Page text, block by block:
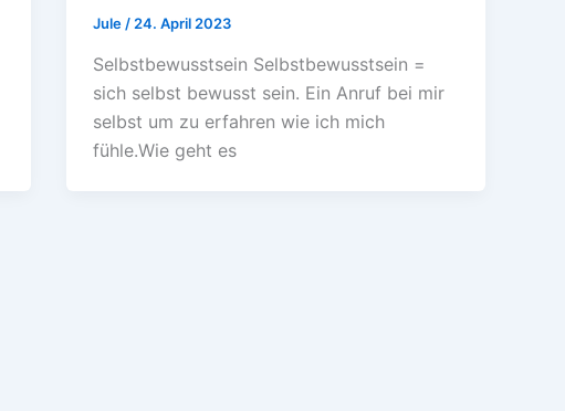
Jule / 24. April 2023
Selbstbewusstsein Selbstbewusstsein =
sich selbst bewusst sein. Ein Anruf bei mir
selbst um zu erfahren wie ich mich
fühle.Wie geht es